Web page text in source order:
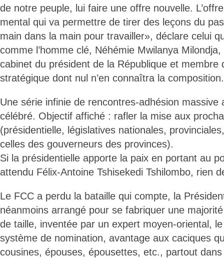
de notre peuple, lui faire une offre nouvelle.
mental qui va permettre de tirer des leçons du
main dans la main pour travailler», déclare celui
comme l’homme clé, Néhémie Mwilanya
cabinet du président de la République et membre
stratégique dont nul n’en connaîtra la composition.
Une série infinie de rencontres-adhésion massive
célébré. Objectif affiché : rafler la mise aux
(présidentielle, législatives nationales,
celles des gouverneurs des provinces).
Si la présidentielle apporte la paix en portant au
attendu Félix-Antoine Tshisekedi Tshilombo, rien
Le FCC a perdu la bataille qui compte, la
néanmoins arrangé pour se fabriquer une
de taille, inventée par un expert moyen-oriental,
système de nomination, avantage aux caciques
cousines, épouses, épousettes, etc., partout